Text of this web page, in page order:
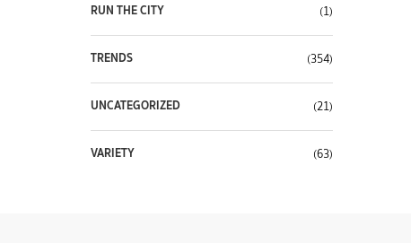
RUN THE CITY (1)
TRENDS (354)
UNCATEGORIZED (21)
VARIETY (63)